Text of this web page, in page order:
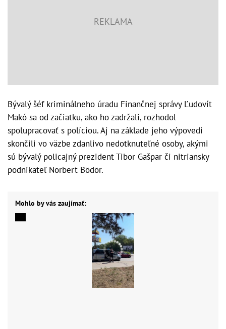
Bývalý šéf kriminálneho úradu Finančnej správy Ľudovít
Makó sa od začiatku, ako ho zadržali, rozhodol
spolupracovať s políciou. Aj na základe jeho výpovedi
skončili vo väzbe zdanlivo nedotknuteľné osoby, akými
sú bývalý policajný prezident Tibor Gašpar či nitriansky
podnikateľ Norbert Bödör.
Mohlo by vás zaujímať: